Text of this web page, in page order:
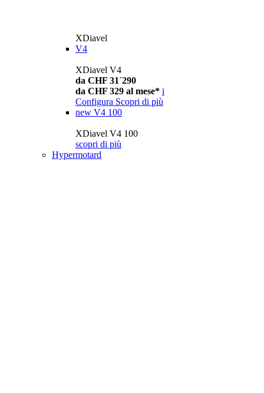
XDiavel
V4
XDiavel V4
da CHF 31´290
da CHF 329 al mese* i
Configura Scopri di più
new V4 100
XDiavel V4 100
scopri di più
Hypermotard